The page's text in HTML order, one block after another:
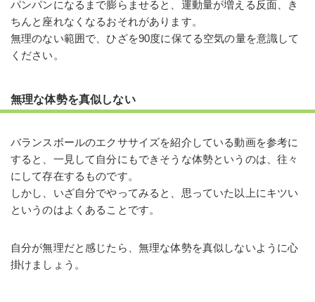
パンパンになるまで膨らませると、運動量が増える反面、き
ちんと座れなくなるおそれがあります。
無理のない範囲で、ひざを90度に保てる空気の量を意識して
ください。
無理な体勢を真似しない
バランスボールのエクササイズを紹介している動画を参考に
すると、一見して自分にもできそうな体勢というのは、往々
にして存在するものです。
しかし、いざ自分でやってみると、思っていた以上にキツい
というのはよくあることです。
自分が無理だと感じたら、無理な体勢を真似しないように心
掛けましょう。